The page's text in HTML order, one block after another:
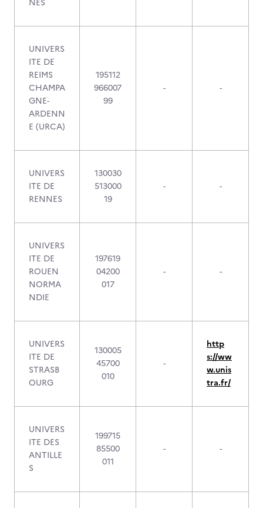
NES
UNIVERS
ITE DE
REIMS
CHAMPA
GNE-
ARDENN
E (URCA)
195112
966007
99
- -
UNIVERS
ITE DE
RENNES
130030
513000
19
- -
UNIVERS
ITE DE
ROUEN
NORMA
NDIE
197619
04200
017
- -
UNIVERS
ITE DE
STRASB
OURG
130005
45700
010
-
http
s://ww
w.unis
tra.fr/
UNIVERS
ITE DES
ANTILLE
S
199715
85500
011
- -